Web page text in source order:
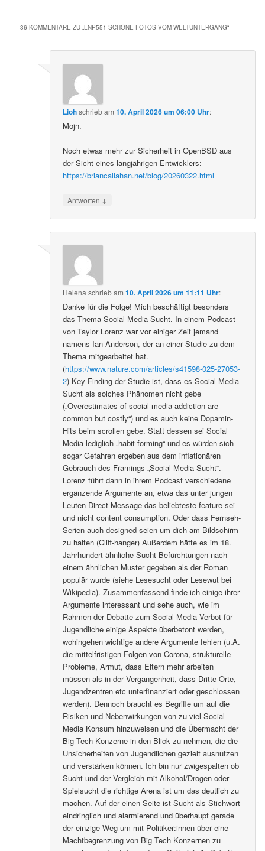
36 KOMMENTARE ZU „LNP551 SCHÖNE FOTOS VOM WELTUNTERGANG“
Liohschriebam10. April 2026 um 06:00 Uhr:
Mojn.
Noch etwas mehr zur Sicherheit in OpenBSD aus
der Sicht eines langjährigen Entwicklers:
https://briancallahan.net/blog/20260322.html
Antworten ↓
Helena schriebam10. April 2026 um 11:11 Uhr:
Danke für die Folge! Mich beschäftigt besonders
das Thema Social-Media-Sucht. In einem Podcast
von Taylor Lorenz war vor einiger Zeit jemand
namens Ian Anderson, der an einer Studie zu dem
Thema mitgearbeitet hat.
(https://www.nature.com/articles/s41598-025-27053-
2) Key Finding der Studie ist, dass es Social-Media-
Sucht als solches Phänomen nicht gebe
(„Overestimates of social media addiction are
common but costly“) und es auch keine Dopamin-
Hits beim scrollen gebe. Statt dessen sei Social
Media lediglich „habit forming“ und es würden sich
sogar Gefahren ergeben aus dem inflationären
Gebrauch des Framings „Social Media Sucht“.
Lorenz führt dann in ihrem Podcast verschiedene
ergänzende Argumente an, etwa das unter jungen
Leuten Direct Message das beliebteste feature sei
und nicht content consumption. Oder dass Fernseh-
Serien auch designed seien um dich am Bildschirm
zu halten (Cliff-hanger) Außerdem hätte es im 18.
Jahrhundert ähnliche Sucht-Befürchtungen nach
einem ähnlichen Muster gegeben als der Roman
populär wurde (siehe Lesesucht oder Lesewut bei
Wikipedia). Zusammenfassend finde ich einige ihrer
Argumente interessant und sehe auch, wie im
Rahmen der Debatte zum Social Media Verbot für
Jugendliche einige Aspekte überbetont werden,
wohingehen wichtige andere Argumente fehlen (u.A.
die mittelfristigen Folgen von Corona, strukturelle
Probleme, Armut, dass Eltern mehr arbeiten
müssen als in der Vergangenheit, dass Dritte Orte,
Jugendzentren etc unterfinanziert oder geschlossen
werden). Dennoch braucht es Begriffe um auf die
Risiken und Nebenwirkungen von zu viel Social
Media Konsum hinzuweisen und die Übermacht der
Big Tech Konzerne in den Blick zu nehmen, die die
Unsicherheiten von Jugendlichen gezielt ausnutzen
und verstärken können. Ich bin nur zwigespalten ob
Sucht und der Vergleich mit Alkohol/Drogen oder
Spielsucht die richtige Arena ist um das deutlich zu
machen. Auf der einen Seite ist Sucht als Stichwort
eindringlich und alarmierend und überhaupt gerade
der einzige Weg um mit Politiker:innen über eine
Machtbegrenzung von Big Tech Konzernen zu